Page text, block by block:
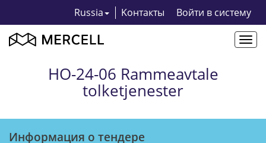
Russia Kонтакты Bойти в систему
HO-24-06 Rammeavtale
tolketjenester
Информация о тендерe